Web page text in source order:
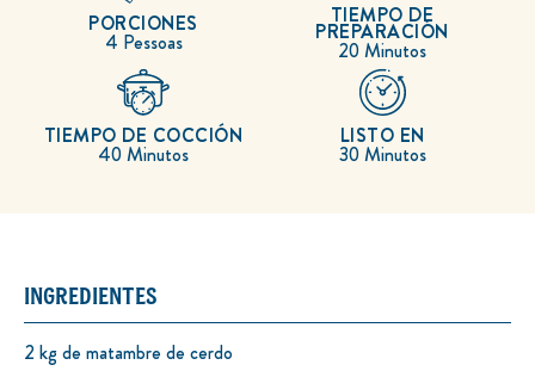
4 Pessoas
PORCIONES
20 Minutos
TIEMPO DE
PREPARACIÓN
40 Minutos
TIEMPO DE COCCIÓN
30 Minutos
LISTO EN
INGREDIENTES
2 kg de matambre de cerdo